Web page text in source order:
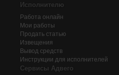
Исполнителю
Работа онлайн
Мои работы
Продать статью
Извещения
Вывод средств
Инструкции для исполнителей
Сервисы Адвего